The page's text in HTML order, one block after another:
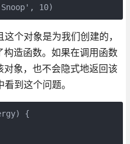
个对象是为我们创建的，
造函数。如果在调用函数
象，也不会隐式地返回该
到这个问题。
{